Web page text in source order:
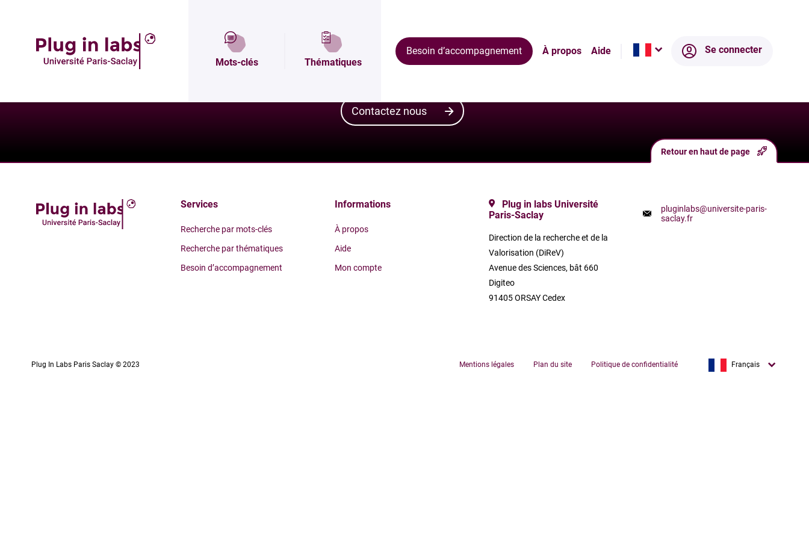
Mots-clés Thématiques
Besoin d’accompagnement À propos Aide Se connecter
Un besoin ?
Vous avez un besoin et vous souhaitez être accompagné pour trouver la bonne structure
de recherche publique ? Renseignez les grandes lignes de votre problématique et l’équipe
Contactez nous
Services
Recherche par mots-clés
Recherche par thématiques
Besoin d’accompagnement
Informations
À propos
Aide
Mon compte
Plug in labs Université
Paris-Saclay
Direction de la recherche et de la
Valorisation (DiReV)
Avenue des Sciences, bât 660
Digiteo
91405 ORSAY Cedex
pluginlabs@universite-paris-
saclay.fr
Plug In Labs Paris Saclay © 2023 Mentions légales Plan du site Politique de confidentialité Français
Retour en haut de page